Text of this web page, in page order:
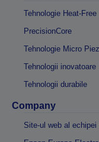
Tehnologie Heat-Free
PrecisionCore
Tehnologie Micro
Tehnologii inovatoare
Tehnologii durabile
Company
Site-ul web al